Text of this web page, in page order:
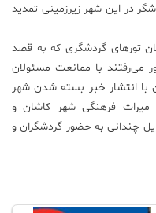
در این شهر زیرزمینی تمدید
تورهای گردشگری که به قصد
می‌رفتند با ممانعت مسئولان
با انتشار خبر بسته شدن شهر
میراث فرهنگی شهر کاشان و
چندانی به حضور گردشگران و